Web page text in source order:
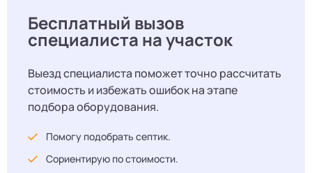
Бесплатный вызов
специалиста на участок
Выезд специалиста поможет точно рассчитать
стоимость и избежать ошибок на этапе
подбора оборудования.
Помогу подобрать септик.
Сориентирую по стоимости.